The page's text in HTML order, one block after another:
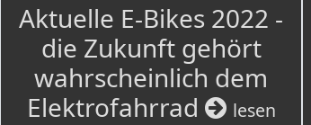
Aktuelle E-Bikes 2022 -
die Zukunft gehört
wahrscheinlich dem
Elektrofahrrad
lesen